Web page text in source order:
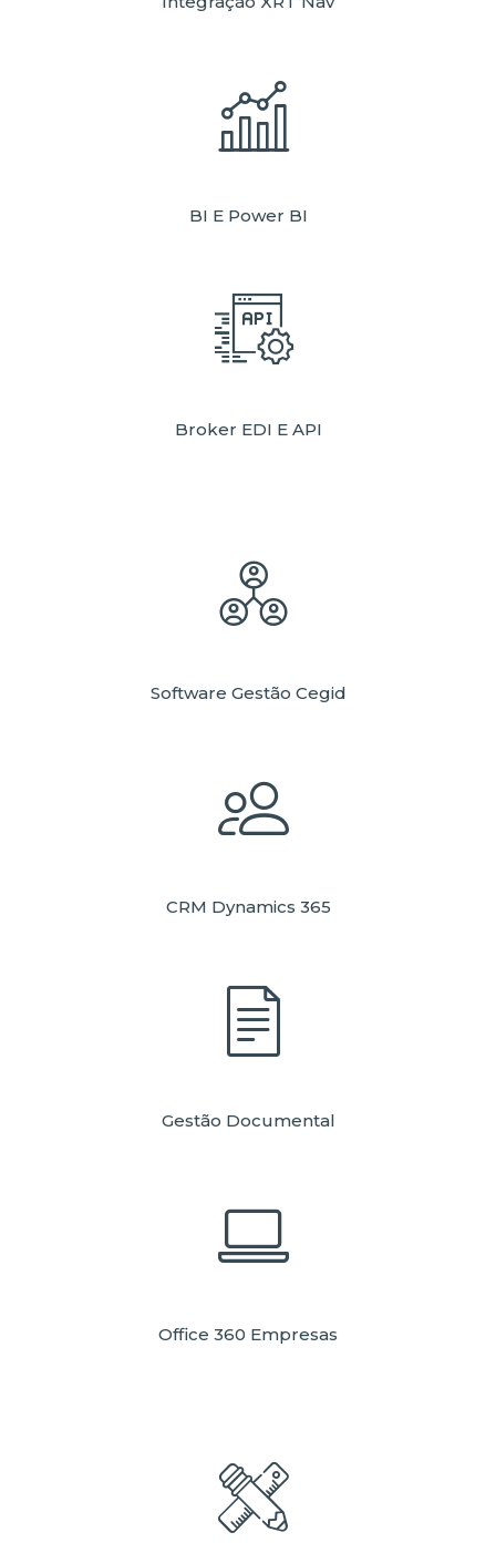
BI E Power BI
Broker EDI E API
Software Gestão Cegid
CRM Dynamics 365
Gestão Documental
Office 360 Empresas